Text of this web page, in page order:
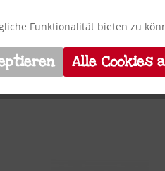
Metall. Beweglicher
355 g/m². Verwendung für
Funktionalität bieten zu
Alle Cookies